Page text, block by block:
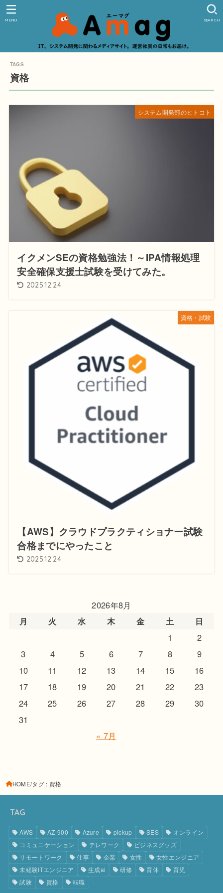
SEARCH
MENU
資格
システム開発部のヒトコト
イクメンSEの資格勉強法！～IPA情報処理
安全確保支援士試験を受けてみた。
2025.12.24
資格・試験
【AWS】クラウドプラクティショナー試験
合格までにやったこと
2025.12.24
2026年8月
月
火 水 木 金 土
日
1
2
3
4 5 6 7 8
9
10
11 12 13 14 15
16
17
18 19 20 21 22
23
24
25 26 27 28 29
30
31
« 7月
HOME タグ : 資格
TAG
AWS AZ-900 Azure pickup SES
オンライン
コミュニケーション
テレワーク
ビジネスグッズ
リモートワーク
仕事 企業 女性
女性エンジニア
未経験ITエンジニア
生成ai 研修 育休
育児
試験
資格 転職